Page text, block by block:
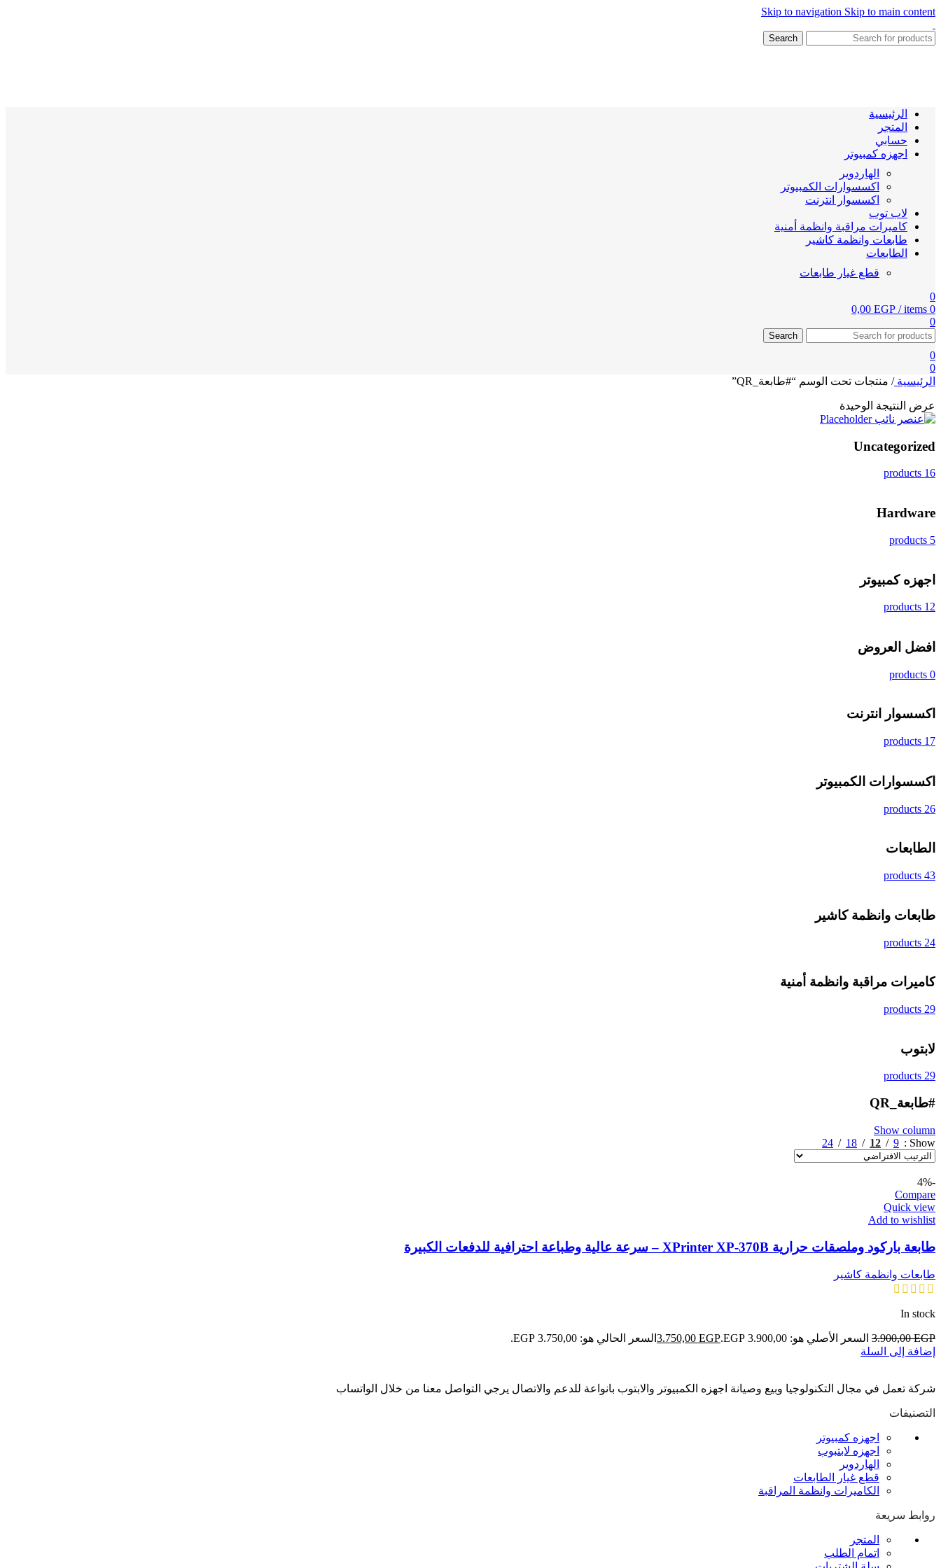
Skip to navigation Skip to main content
Search
الرئيسية
المتجر
حسابي
اجهزه كمبيوتر
الهاردوير
اكسسوارات الكمبيوتر
اكسسوار انترنت
لاب توب
كاميرات مراقبة وانظمة أمنية
طابعات وانظمة كاشير
الطابعات
قطع غيار طابعات
0
0
items
/
0,00 EGP
0
Search
0
0
الرئيسية/ منتجات تحت الوسم “#طابعة_QR”
عرض النتيجة الوحيدة
Uncategorized
16 products
Hardware
5 products
اجهزه كمبيوتر
12 products
افضل العروض
0 products
اكسسوار انترنت
17 products
اكسسوارات الكمبيوتر
26 products
الطابعات
43 products
طابعات وانظمة كاشير
24 products
كاميرات مراقبة وانظمة أمنية
29 products
لابتوب
29 products
#طابعة_QR
Show column
Show
9
12
18
24
-4%
Compare
Quick view
Add to wishlist
طابعة باركود وملصقات حرارية XPrinter XP-370B – سرعة عالية وطباعة احترافية للدفعات الكبيرة
طابعات وانظمة كاشير
In stock
3.900,00EGP السعر الأصلي هو: 3.900,00 EGP. 3.750,00 EGP
السعر الحالي هو: 3.750,00 EGP.
إضافة إلى السلة
شركة تعمل في مجال التكنولوجيا وبيع وصيانة اجهزه الكمبيوتر والابتوب بانواعة للدعم والاتصال يرجي التواصل معنا من خلال الواتساب
التصنيفات
اجهزه كمبيوتر
اجهزه لابتبوب
الهاردوير
قطع غيار الطابعات
الكاميرات وانظمة المراقبة
روابط سريعة
المتجر
اتمام الطلب